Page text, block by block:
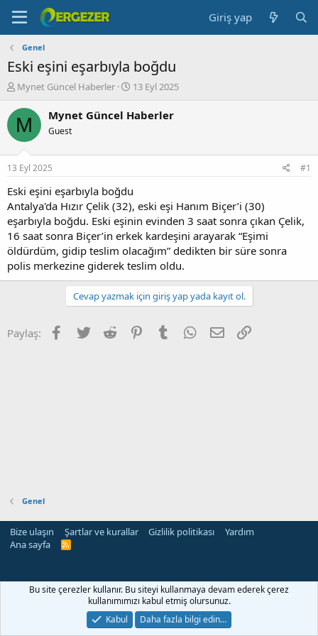
Giriş yap
Genel
Eski eşini eşarbıyla boğdu
K
n
b
u
u
b
a
a
t
a
n
Mynet Güncel Haberler
B
ş
ç
a
r
i
h
i
13 Eyl 2025
M Mynet Güncel Haberler
Guest
13 Eyl 2025 #1
Eski eşini eşarbıyla boğdu
Antalya'da Hızır Çelik (32), eski eşi Hanım Biçer’i (30)
eşarbıyla boğdu. Eski eşinin evinden 3 saat sonra çıkan Çelik,
16 saat sonra Biçer’in erkek kardeşini arayarak “Eşimi
öldürdüm, gidip teslim olacağım” dedikten bir süre sonra
polis merkezine giderek teslim oldu.
Cevap yazmak için giriş yap yada kayıt ol.
Paylaş: Facebook
Twitter Reddit PinterestTumblr WhatsApp
E-posta
Genel
Bize ulaşın Şartlar ve kurallar Gizlilik politikası
Yardım
Ana sayfa
R
Bu site çerezler kullanır. Bu siteyi kullanmaya devam ederek çerez
kullanımımızı kabul etmiş olursunuz.
Kabul
Daha fazla bilgi edin…